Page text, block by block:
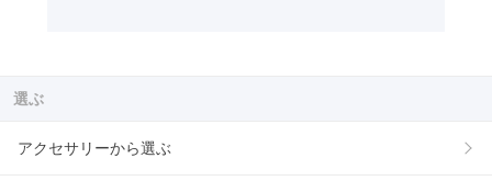
選ぶ
アクセサリーから選ぶ